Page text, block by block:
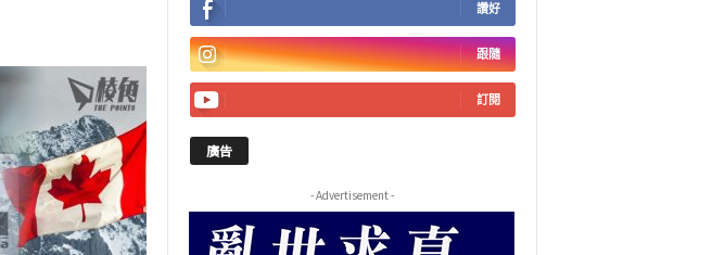
讚好
跟隨
訂閱
廣告
- Advertisement -